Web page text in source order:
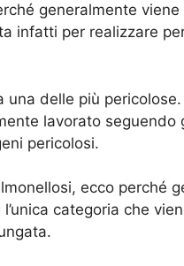
generalmente
infatti per realizzare
delle più
lavorato seguendo
pericolosi.
ecco perché
categoria che